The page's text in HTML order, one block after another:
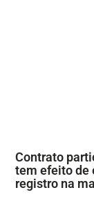
Contrato
tem efeito de
registro na